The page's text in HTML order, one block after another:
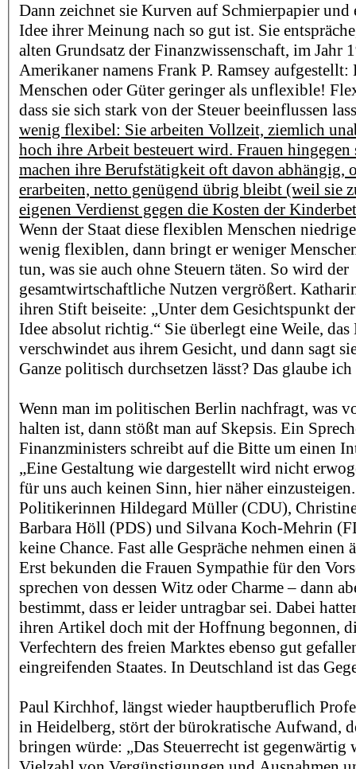
Dann zeichnet sie Kurven auf Schmierpapier und
Idee ihrer Meinung nach so gut ist. Sie
alten Grundsatz der Finanzwissenschaft, im Jahr
Amerikaner namens Frank P. Ramsey
Menschen oder Güter geringer als unflexible!
dass sie sich stark von der Steuer beeinflussen
wenig flexibel: Sie arbeiten Vollzeit, ziemlich
hoch ihre Arbeit besteuert wird. Frauen
machen ihre Berufstätigkeit oft davon abhängig,
erarbeiten, netto genügend übrig bleibt (weil sie
eigenen Verdienst gegen die Kosten der
Wenn der Staat diese flexiblen Menschen
wenig flexiblen, dann bringt er weniger
tun, was sie auch ohne Steuern täten. So wird der
gesamtwirtschaftliche Nutzen vergrößert.
ihren Stift beiseite: „Unter dem Gesichtspunkt
Idee absolut richtig.“ Sie überlegt eine Weile, das
verschwindet aus ihrem Gesicht, und dann sagt
Ganze politisch durchsetzen lässt? Das glaube
Wenn man im politischen Berlin nachfragt, was
halten ist, dann stößt man auf Skepsis. Ein
Finanzministers schreibt auf die Bitte um einen
„Eine Gestaltung wie dargestellt wird nicht
für uns auch keinen Sinn, hier näher
Politikerinnen Hildegard Müller (CDU),
Barbara Höll (PDS) und Silvana Koch-Mehrin
keine Chance. Fast alle Gespräche nehmen einen
Erst bekunden die Frauen Sympathie für den
sprechen von dessen Witz oder Charme – dann
bestimmt, dass er leider untragbar sei. Dabei
ihren Artikel doch mit der Hoffnung begonnen,
Verfechtern des freien Marktes ebenso gut
eingreifenden Staates. In Deutschland ist das
Paul Kirchhof, längst wieder hauptberuflich
in Heidelberg, stört der bürokratische Aufwand,
bringen würde: „Das Steuerrecht ist gegenwärtig